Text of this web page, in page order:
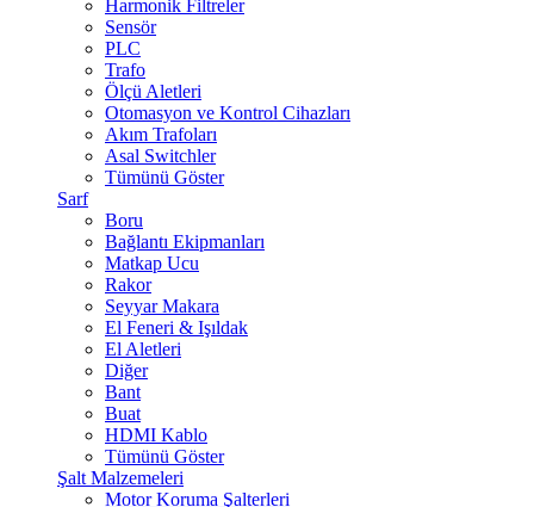
Harmonik Filtreler
Sensör
PLC
Trafo
Ölçü Aletleri
Otomasyon ve Kontrol Cihazları
Akım Trafoları
Asal Switchler
Tümünü Göster
Sarf
Boru
Bağlantı Ekipmanları
Matkap Ucu
Rakor
Seyyar Makara
El Feneri & Işıldak
El Aletleri
Diğer
Bant
Buat
HDMI Kablo
Tümünü Göster
Şalt Malzemeleri
Motor Koruma Şalterleri